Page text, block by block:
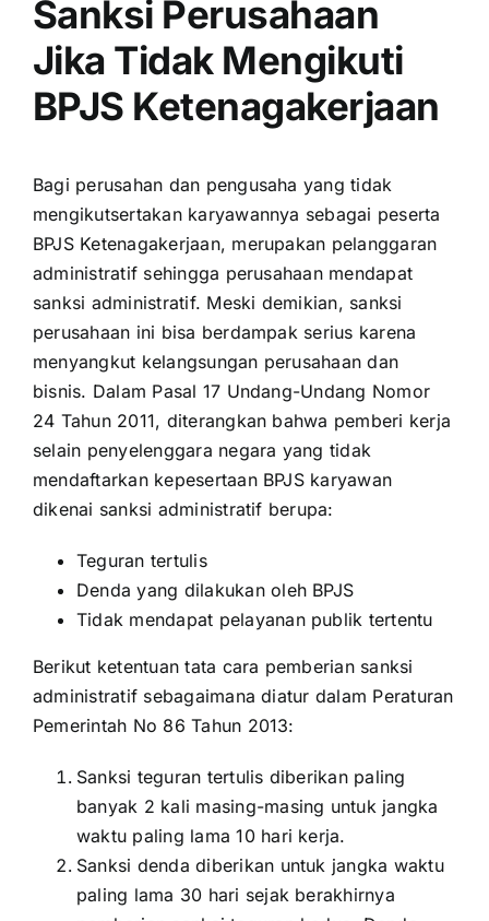
Sanksi Perusahaan
Jika Tidak Mengikuti
BPJS Ketenagakerjaan
Bagi perusahan dan pengusaha yang tidak
mengikutsertakan karyawannya sebagai peserta
BPJS Ketenagakerjaan, merupakan pelanggaran
administratif sehingga perusahaan mendapat
sanksi administratif. Meski demikian, sanksi
perusahaan ini bisa berdampak serius karena
menyangkut kelangsungan perusahaan dan
bisnis. Dalam Pasal 17 Undang-Undang Nomor
24 Tahun 2011, diterangkan bahwa pemberi kerja
selain penyelenggara negara yang tidak
mendaftarkan kepesertaan BPJS karyawan
dikenai sanksi administratif berupa:
Teguran tertulis
Denda yang dilakukan oleh BPJS
Tidak mendapat pelayanan publik tertentu
Berikut ketentuan tata cara pemberian sanksi
administratif sebagaimana diatur dalam Peraturan
Pemerintah No 86 Tahun 2013:
Sanksi teguran tertulis diberikan paling
banyak 2 kali masing-masing untuk jangka
waktu paling lama 10 hari kerja.
Sanksi denda diberikan untuk jangka waktu
paling lama 30 hari sejak berakhirnya